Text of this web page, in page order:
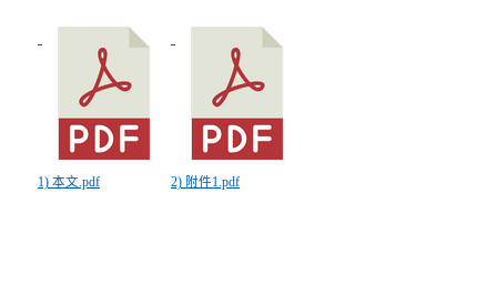
1) 本文.pdf 2) 附件1.pdf